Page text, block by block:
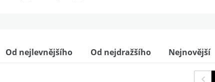
Držák Na Deeper Sonar Pro Lodičku RidgeMonkey
Od nejlevnějšího Od nejdražšího Nejnovější